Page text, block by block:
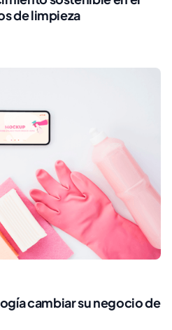
de limpieza
cambiar su negocio de